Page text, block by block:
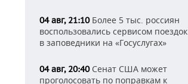
04 авг, 21:10Более 5 тыс. россиян
воспользовались сервисом поездок
в заповедники на «Госуслугах»
04 авг, 20:40Сенат США может
проголосовать по поправкам к